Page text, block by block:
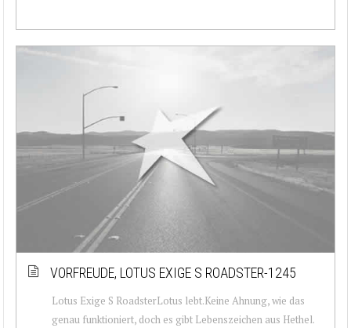
VORFREUDE, LOTUS EXIGE S ROADSTER-1245
Lotus Exige S RoadsterLotus lebt.Keine Ahnung, wie das
genau funktioniert, doch es gibt Lebenszeichen aus Hethel.